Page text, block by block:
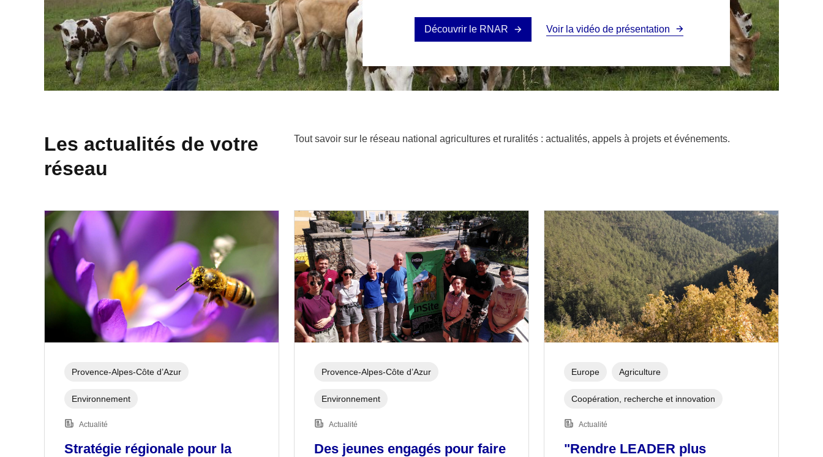
Découvrir le RNAR Voir la vidéo de présentation
Les actualités de votre
réseau
Tout savoir sur le réseau national agricultures et ruralités : actualités, appels à projets et événements.
Stratégie régionale pour la
Provence-Alpes-Côte d’Azur
Environnement
Actualité
Des jeunes engagés pour faire
Provence-Alpes-Côte d’Azur
Environnement
Actualité
"Rendre LEADER plus
Europe Agriculture
Coopération, recherche et innovation
Actualité